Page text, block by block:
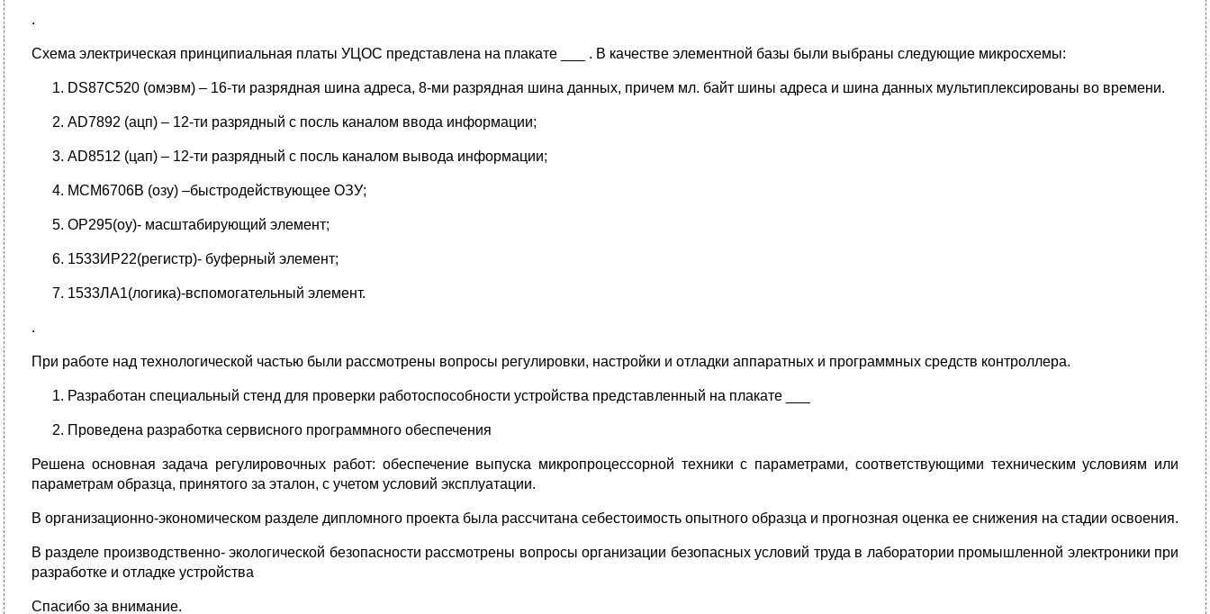
.
Схема электрическая принципиальная платы УЦОС представлена на плакате ___ . В качестве элементной базы были выбраны следующие микросхемы:
DS87C520 (омэвм) – 16-ти разрядная шина адреса, 8-ми разрядная шина данных, причем мл. байт шины адреса и шина данных мультиплексированы во времени.
AD7892 (ацп) – 12-ти разрядный с посль каналом ввода информации;
AD8512 (цап) – 12-ти разрядный с посль каналом вывода информации;
MCM6706B (озу) –быстродействующее ОЗУ;
OP295(оу)- масштабирующий элемент;
1533ИР22(регистр)- буферный элемент;
1533ЛА1(логика)-вспомогательный элемент.
.
При работе над технологической частью были рассмотрены вопросы регулировки, настройки и отладки аппаратных и программных средств контроллера.
Разработан специальный стенд для проверки работоспособности устройства представленный на плакате ___
Проведена разработка сервисного программного обеспечения
Решена основная задача регулировочных работ: обеспечение выпуска микропроцессорной техники с параметрами, соответствующими техническим условиям или
параметрам образца, принятого за эталон, с учетом условий эксплуатации.
В организационно-экономическом разделе дипломного проекта была рассчитана себестоимость опытного образца и прогнозная оценка ее снижения на стадии освоения.
В разделе производственно- экологической безопасности рассмотрены вопросы организации безопасных условий труда в лаборатории промышленной электроники при
разработке и отладке устройства
Спасибо за внимание.